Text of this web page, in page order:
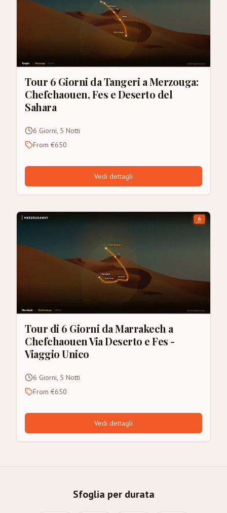
Tour 6 Giorni da Tangeri a Merzouga:
Chefchaouen, Fes e Deserto del
Sahara
6 Giorni, 5 Notti
From €650
Vedi dettagli
Tour di 6 Giorni da Marrakech a
Chefchaouen Via Deserto e Fes -
Viaggio Unico
6 Giorni, 5 Notti
From €650
Vedi dettagli
Sfoglia per durata